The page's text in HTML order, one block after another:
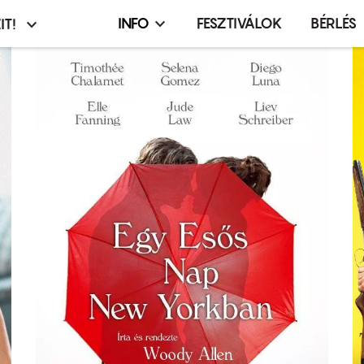
Infó,
esemény,
terembérlés
menü
INFO FESZTIVÁLOK BÉRLÉS